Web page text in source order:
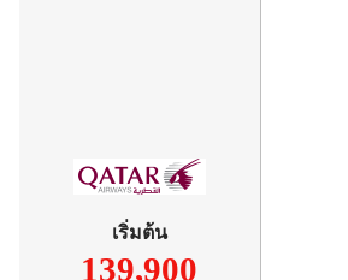
เริ่มต้น
139,900